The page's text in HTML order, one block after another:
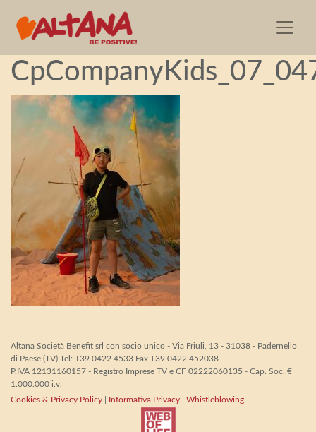
2023.10.26—
Altana Società Benefit srl con socio unico - Via Friuli, 13 - 31038 - Padernello
di Paese (TV) Tel: +39 0422 4533 Fax +39 0422 452038
P.IVA 12131160157 - Registro Imprese TV e CF 02222060135 - Cap. Soc. €
1.000.000 i.v.
Cookies & Privacy Policy
Informativa Privacy Whistleblowing